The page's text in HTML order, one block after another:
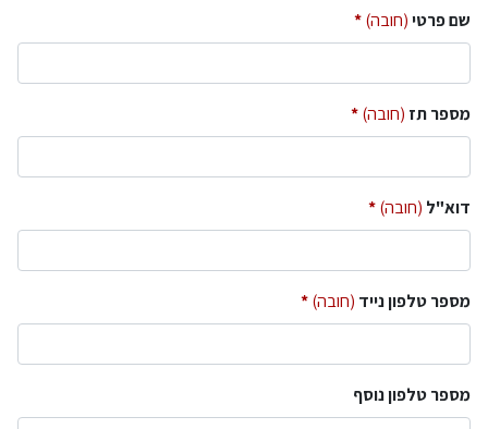
שם פרטי(חובה)
מספר תז (חובה)
דוא"ל (חובה)
מספר טלפון נייד (חובה)
מספר טלפון נוסף